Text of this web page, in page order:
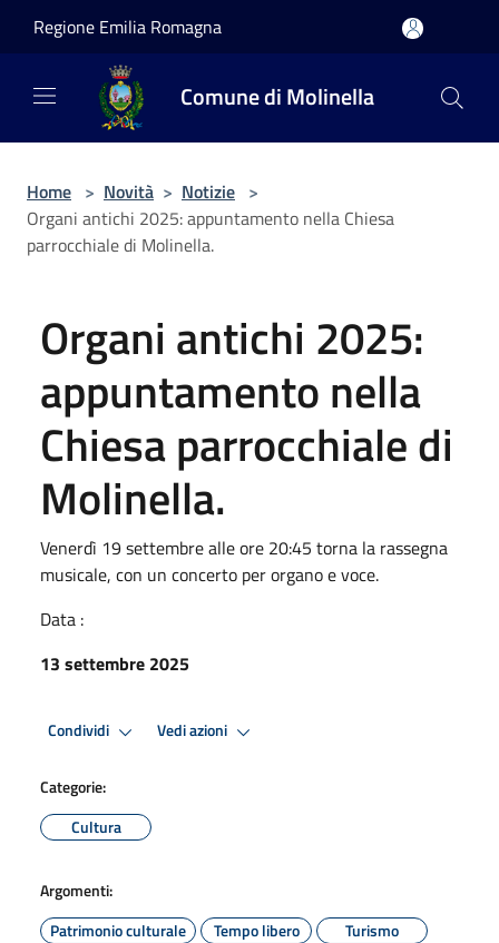
Regione Emilia Romagna
Comune di Molinella
Home > Novità > Notizie >
Organi antichi 2025: appuntamento nella Chiesa
parrocchiale di Molinella.
Organi antichi 2025:
appuntamento nella
Chiesa parrocchiale di
Molinella.
Venerdì 19 settembre alle ore 20:45 torna la rassegna
musicale, con un concerto per organo e voce.
Data :
13 settembre 2025
Condividi Vedi azioni
Categorie:
Cultura
Argomenti:
Patrimonio culturale
Tempo libero Turismo